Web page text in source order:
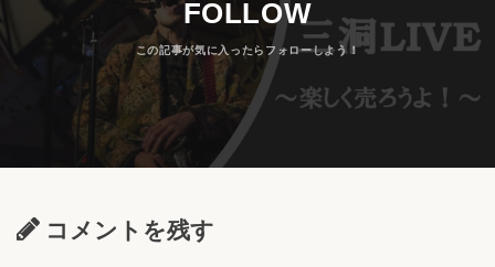
FOLLOW
コメントを残す